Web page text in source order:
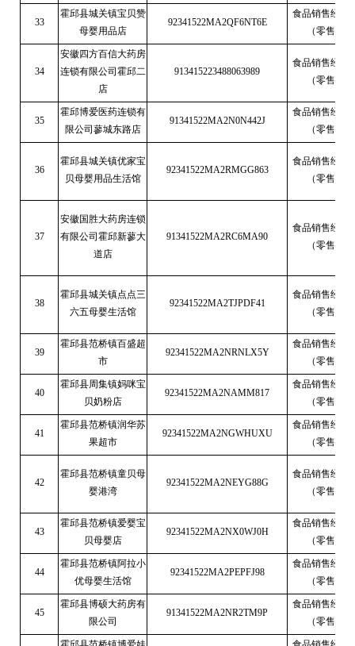
33
霍邱县城关镇宝贝赞
母婴用品店
92341522MA2QF6NT6E
食品销售经营
（零售）
34
安徽四方百信大药房
连锁有限公司霍邱二
店
913415223488063989
食品销售经营
（零售）
35
霍邱博爱医药连锁有
限公司蓼城东路店
91341522MA2N0N442J
食品销售经营
（零售）
36
霍邱县城关镇优家宝
贝母婴用品生活馆
92341522MA2RMGG863
食品销售经营
（零售）
37
安徽国胜大药房连锁
有限公司霍邱新蓼大
道店
91341522MA2RC6MA90
食品销售经营
（零售）
38
霍邱县城关镇点点三
六五母婴生活馆
92341522MA2TJPDF41
食品销售经营
（零售）
39
霍邱县范桥镇百盛超
市
92341522MA2NRNLX5Y
食品销售经营
（零售）
40
霍邱县周集镇妈咪宝
贝奶粉店
92341522MA2NAMM817
食品销售经营
（零售）
41
霍邱县范桥镇润华苏
果超市
92341522MA2NGWHUXU
食品销售经营
（零售）
42
霍邱县范桥镇童贝母
婴港湾
92341522MA2NEYG88G
食品销售经营
（零售）
43
霍邱县范桥镇爱婴宝
贝母婴店
92341522MA2NX0WJ0H
食品销售经营
（零售）
44
霍邱县范桥镇阿拉小
优母婴生活馆
92341522MA2PEPFJ98
食品销售经营
（零售）
45
霍邱县博硕大药房有
限公司
91341522MA2NR2TM9P
食品销售经营
（零售）